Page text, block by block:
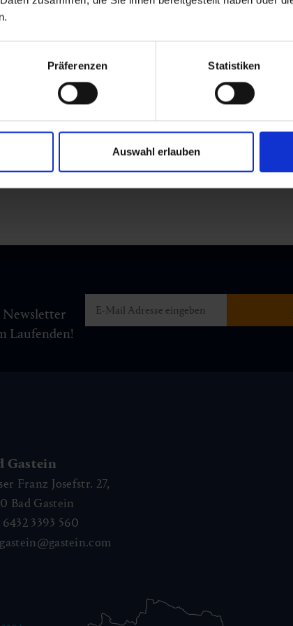
Präferenzen Statistiken
Auswahl erlauben
Newsletter
Laufenden!
Gastein
Franz Josefstr. 27,
Bad Gastein
6432 3393 560